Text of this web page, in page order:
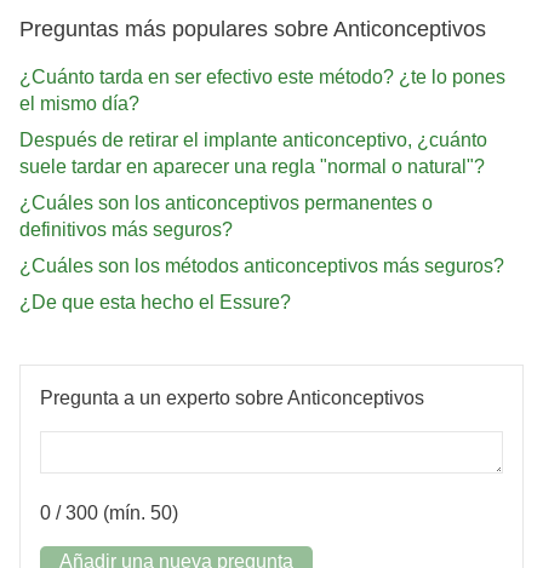
Preguntas más populares sobre Anticonceptivos
¿Cuánto tarda en ser efectivo este método? ¿te lo pones
el mismo día?
Después de retirar el implante anticonceptivo, ¿cuánto
suele tardar en aparecer una regla "normal o natural"?
¿Cuáles son los anticonceptivos permanentes o
definitivos más seguros?
¿Cuáles son los métodos anticonceptivos más seguros?
¿De que esta hecho el Essure?
Pregunta a un experto sobre Anticonceptivos
0 / 300 (mín. 50)
Añadir una nueva pregunta